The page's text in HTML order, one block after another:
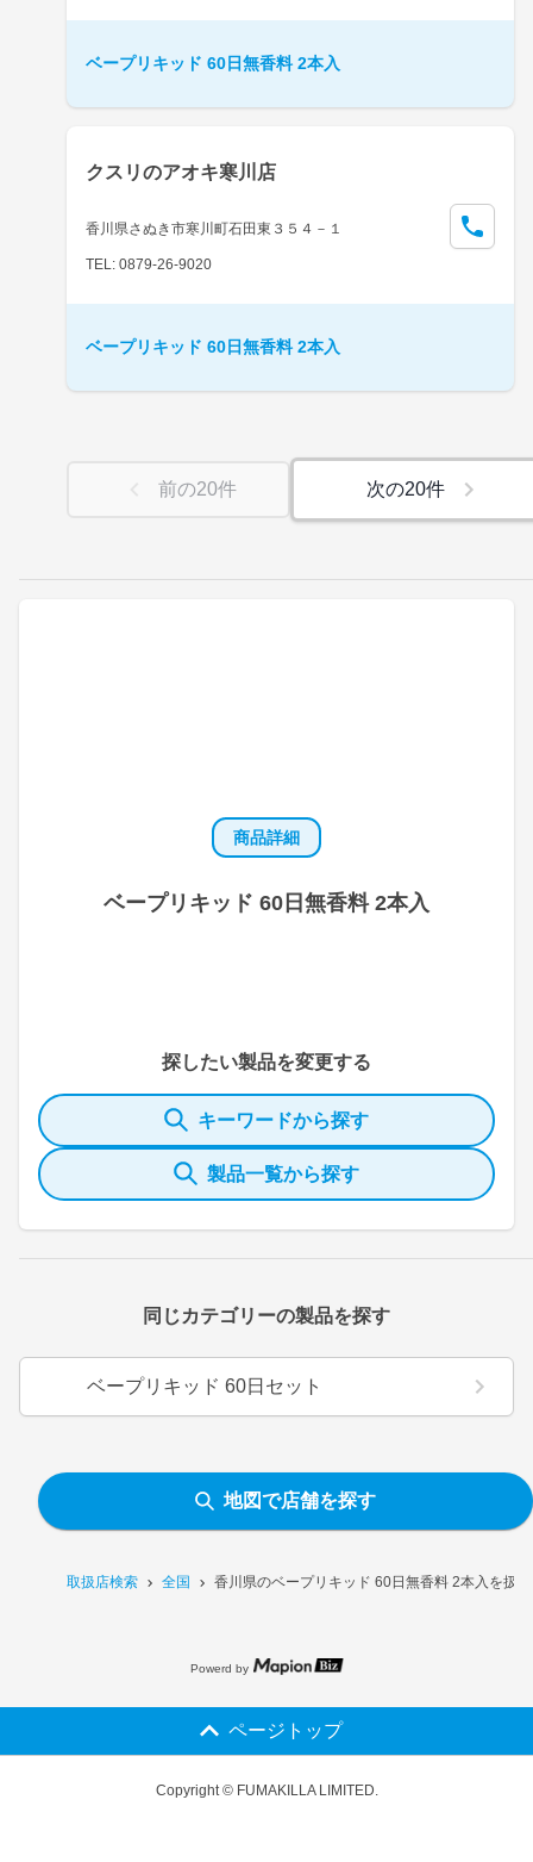
取扱店検索 全国 香川県のベープリキッド 60日無香料 2本入を扱
商品詳細
ベープリキッド 60日無香料 2本入
探したい製品を変更する
キーワードから探す
製品一覧から探す
同じカテゴリーの製品を探す
ベープリキッド 60日セット
ベープリキッド 60日無香料 2本入
クスリのアオキ寒川店
香川県さぬき市寒川町石田東３５４－１
TEL: 0879-26-9020
ベープリキッド 60日無香料 2本入
前の20件 次の20件
地図で店舗を探す
Powerd by
ページトップ
Copyright © FUMAKILLA LIMITED.